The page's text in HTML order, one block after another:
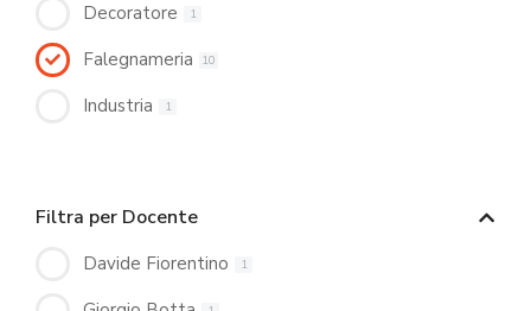
Decoratore 1
Falegnameria 10
Industria 1
Filtra per Docente
Davide Fiorentino 1